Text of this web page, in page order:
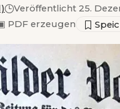
Veröffentlicht 25.
PDF erzeugen